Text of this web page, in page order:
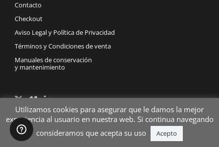
Contacto
Checkout
Aviso Legal y Política de Privacidad
Términos y Condiciones de venta
Manuales de conservación
y mantenimiento
WEBS DE INTERÉS
Utilizamos cookies para asegurar que le damos la mejor
experiencia al usuario en nuestra web. Si continua navegando
consideramos que acepta su uso
Acepto